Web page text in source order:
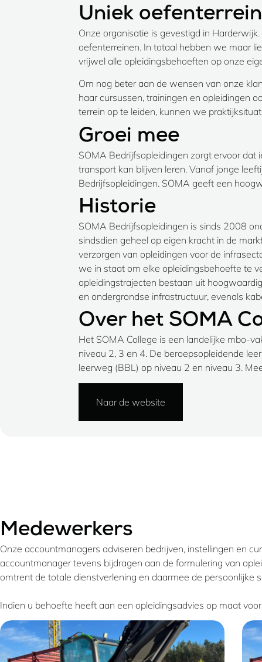
Uniek oefenterrein
Onze organisatie is gevestigd in
oefenterreinen. In totaal hebben we maar
vrijwel alle opleidingsbehoeften op onze
Om nog beter aan de wensen van onze
haar cursussen, trainingen en opleidingen
terrein op te leiden, kunnen we
Groei mee
SOMA Bedrijfsopleidingen zorgt ervoor dat
transport kan blijven leren. Vanaf jonge
Bedrijfsopleidingen. SOMA geeft een
Historie
SOMA Bedrijfsopleidingen is sinds 2008
sindsdien geheel op eigen kracht in de
verzorgen van opleidingen voor de
we in staat om elke opleidingsbehoefte te
opleidingstrajecten bestaan uit
en ondergrondse infrastructuur, evenals
Over het SOMA
Het SOMA College is een landelijke mbo-
niveau 2, 3 en 4. De beroepsopleidende
leerweg (BBL) op niveau 2 en niveau 3.
Naar de website
Medewerkers
Onze accountmanagers adviseren bedrijven, instellingen en
accountmanager tevens bijdragen aan de formulering van
omtrent de totale dienstverlening en daarmee de persoonlijke
Indien u behoefte heeft aan een opleidingsadvies op maat